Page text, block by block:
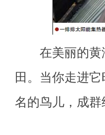
在美丽的黄
田。当你走进
名的鸟儿，成